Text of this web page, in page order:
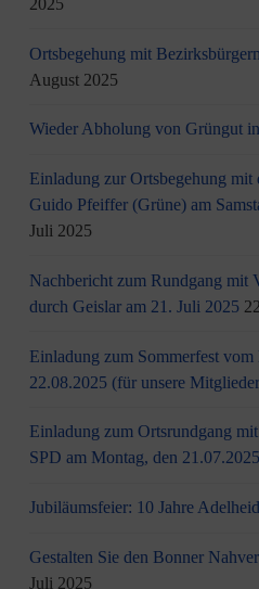
Ortsbegehung mit
August 2025
Wieder Abholung von Grüngut
Einladung zur Ortsbegehung mit
Guido Pfeiffer (Grüne) am
Juli 2025
Nachbericht zum Rundgang mit
durch Geislar am 21. Juli 2025
Einladung zum Sommerfest
22.08.2025 (für unsere
Einladung zum Ortsrundgang
SPD am Montag, den 21.07.2025
Jubiläumsfeier: 10 Jahre
Gestalten Sie den Bonner
Juli 2025